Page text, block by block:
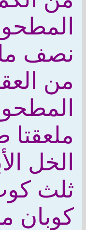
نصف
من
الخل
ثلث
كوبان